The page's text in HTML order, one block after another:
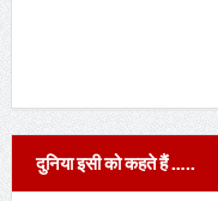
दुनिया इसी को कहते हैं …..